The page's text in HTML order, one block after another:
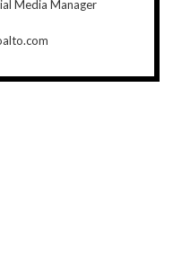
Media Manager